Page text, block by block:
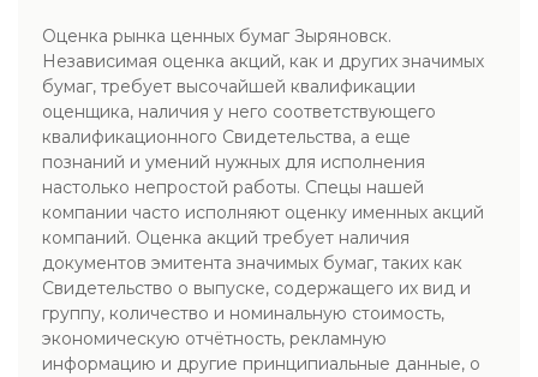
Оценка рынка ценных бумаг Зыряновск.
Независимая оценка акций, как и других значимых
бумаг, требует высочайшей квалификации
оценщика, наличия у него соответствующего
квалификационного Свидетельства, а еще
познаний и умений нужных для исполнения
настолько непростой работы. Спецы нашей
компании часто исполняют оценку именных акций
компаний. Оценка акций требует наличия
документов эмитента значимых бумаг, таких как
Свидетельство о выпуске, содержащего их вид и
группу, количество и номинальную стоимость,
экономическую отчётность, рекламную
информацию и другие принципиальные данные, о